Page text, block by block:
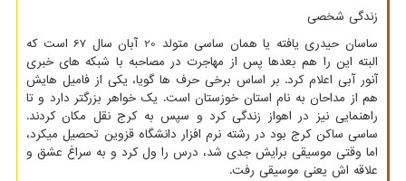
زندگی شخصی
ساسان حیدری یافته یا همان ساسی متولد 20 آبان سال 67 است که
البته این را هم بعدها پس از مهاجرت در مصاحبه با شبکه های خبری
آنور آبی اعلام کرد. بر اساس برخی حرف ها گویا، یکی از فامیل هایش
هم از مداحان به نام استان خوزستان است. یک خواهر بزرگتر دارد و تا
راهنمایی نیز در اهواز زندگی کرد و سپس به کرج نقل مکان کردند.
ساسی ساکن کرج بود در رشته نرم افزار دانشگاه قزوین تحصیل میکرد،
اما وقتی موسیقی برایش جدی شد، درس را ول کرد و به سراغ عشق و
علاقه اش یعنی موسیقی رفت.